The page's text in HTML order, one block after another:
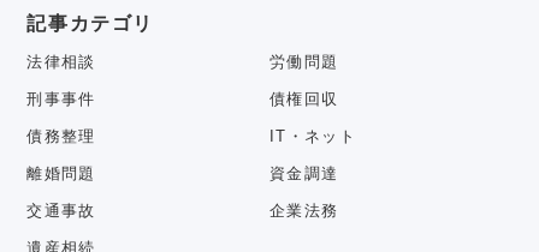
記事カテゴリ
法律相談 労働問題
刑事事件 債権回収
債務整理 IT・ネット
離婚問題 資金調達
交通事故 企業法務
遺産相続